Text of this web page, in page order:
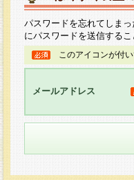
パスワードを忘れてしま
にパスワードを送信するこ
このアイコンが付
メールアドレス